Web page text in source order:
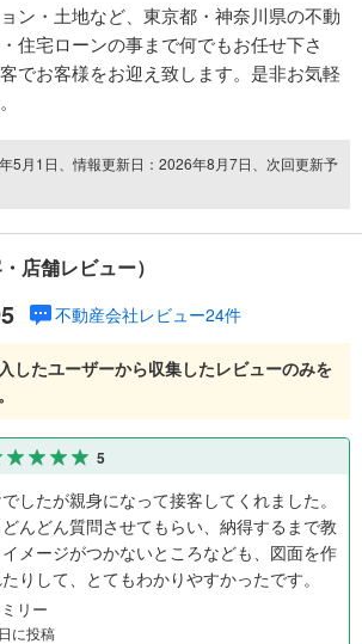
ン・土地など、東京都・神奈川県の不動
住宅ローンの事まで何でもお任せ下さ
でお客様をお迎え致します。是非お気軽
5月1日、情報更新日：2026年8月7日、次回更新予
店舗レビュー）
不動産会社レビュー24件
したユーザーから収集したレビューのみを
5
したが親身になって接客してくれました。
んどん質問させてもらい、納得するまで教
メージがつかないところなども、図面を作
りして、とてもわかりやすかったです。
リー
に投稿